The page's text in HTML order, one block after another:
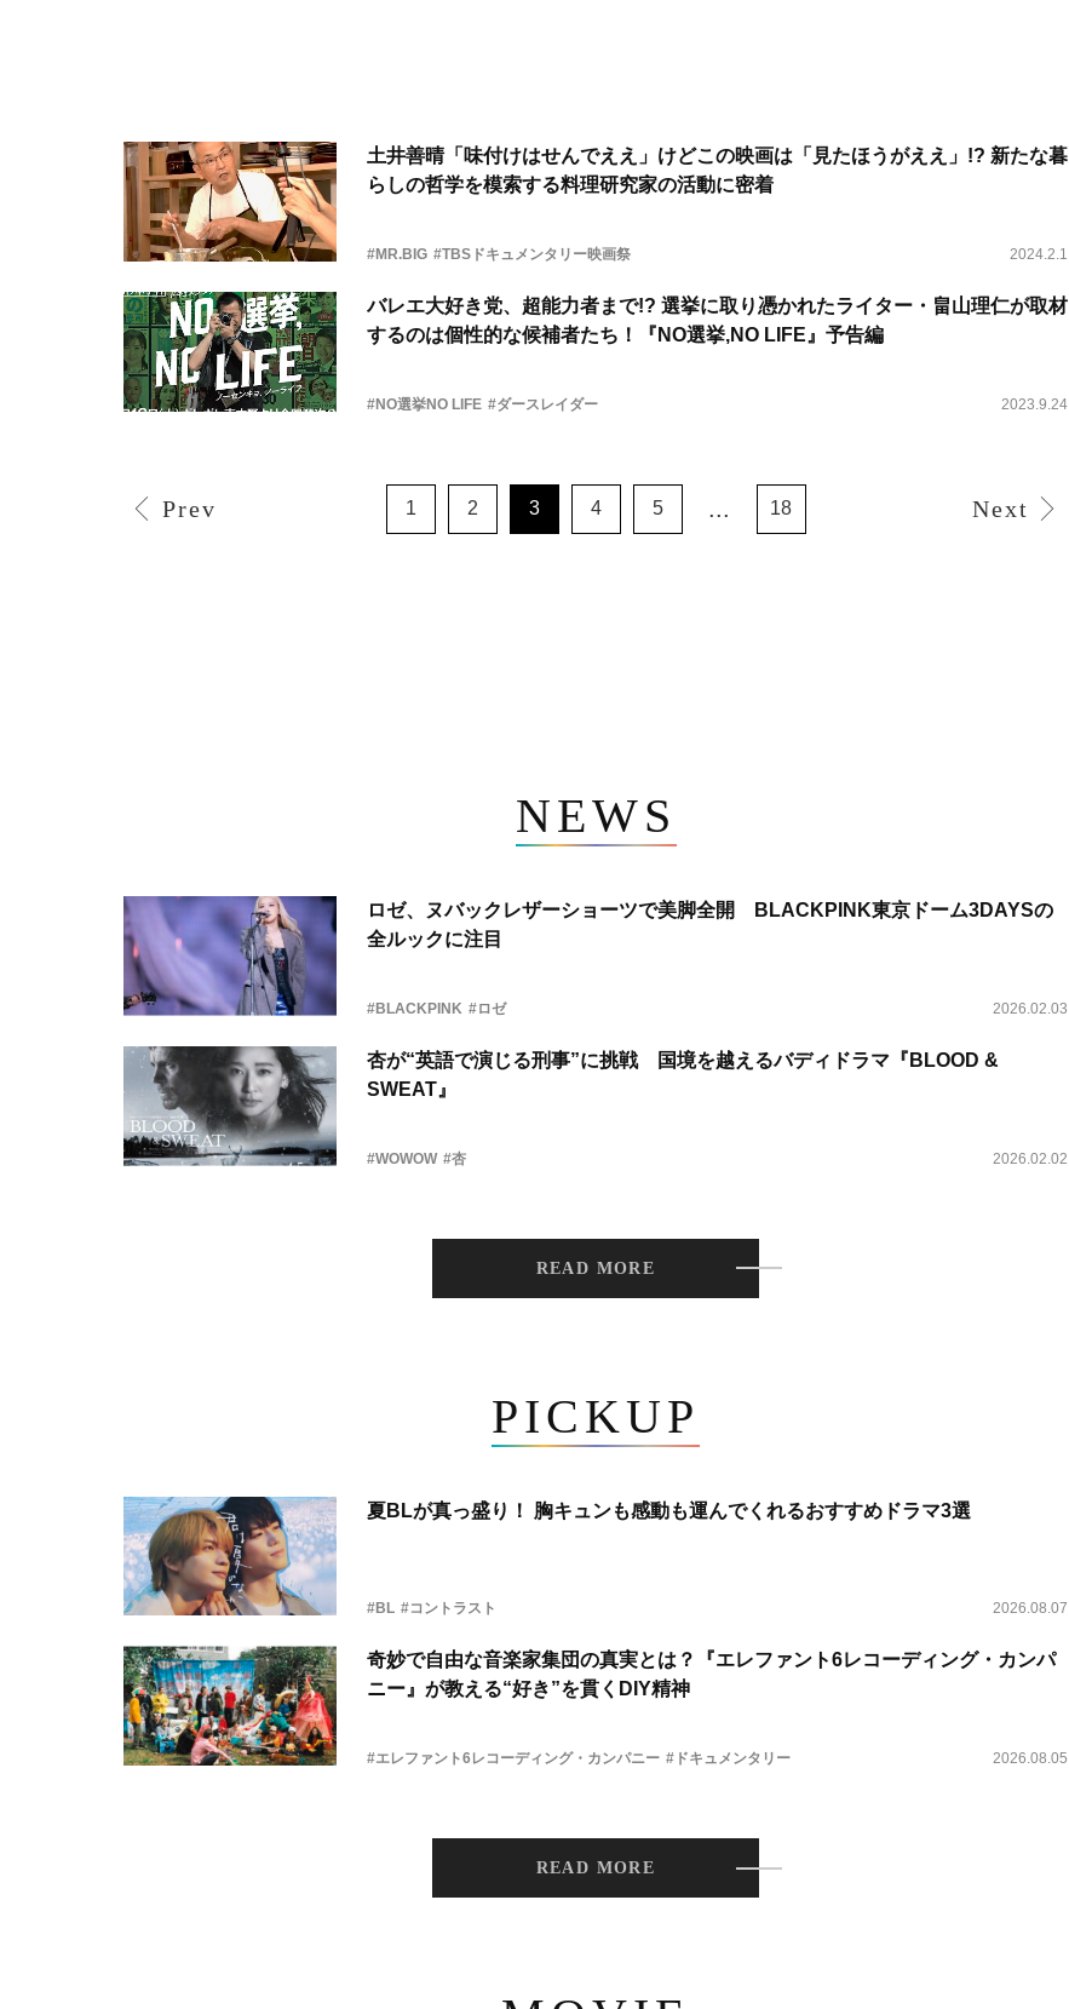
土井善晴「味付けはせんでええ」けどこの映画は「見たほうがええ」!? 新たな暮
らしの哲学を模索する料理研究家の活動に密着
#MR.BIG #TBSドキュメンタリー映画祭 2024.2.1
バレエ大好き党、超能力者まで!? 選挙に取り憑かれたライター・畠山理仁が取材
するのは個性的な候補者たち！『NO選挙,NO LIFE』予告編
#NO選挙NO LIFE #ダースレイダー 2023.9.24
Prev 1 2 3 4 5 ... 18 Next
NEWS
ロゼ、ヌバックレザーショーツで美脚全開 BLACKPINK東京ドーム3DAYSの
全ルックに注目
#BLACKPINK #ロゼ 2026.02.03
杏が“英語で演じる刑事”に挑戦 国境を越えるバディドラマ『BLOOD &
SWEAT』
#WOWOW #杏 2026.02.02
READ MORE
PICKUP
夏BLが真っ盛り！ 胸キュンも感動も運んでくれるおすすめドラマ3選
#BL #コントラスト 2026.08.07
奇妙で自由な音楽家集団の真実とは？『エレファント6レコーディング・カンパ
ニー』が教える“好き”を貫くDIY精神
#エレファント6レコーディング・カンパニー #ドキュメンタリー 2026.08.05
READ MORE